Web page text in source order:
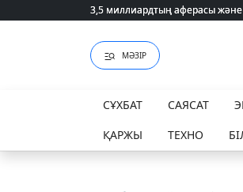
3,5 миллиардтың аферасы және
3,5 миллиардтың аферасы және
МӘЗІР
СҰХБАТ САЯСАТ
ҚАРЖЫ
ТЕХНО